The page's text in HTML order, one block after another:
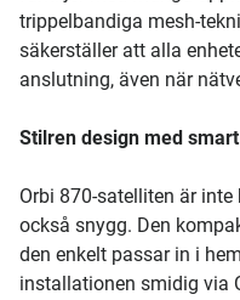
trippelbandiga mesh-
säkerställer att alla
anslutning, även när
Stilren design med
Orbi 870-satelliten är
också snygg. Den
den enkelt passar in i
installationen smidig via